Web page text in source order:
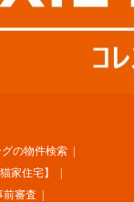
の物件検索
家住宅】
前審査